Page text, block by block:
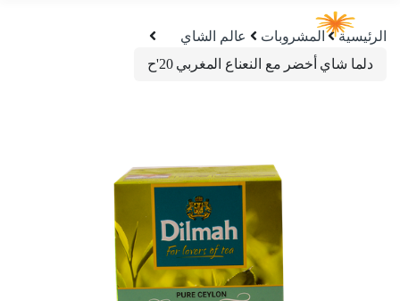
الرئيسية المشروبات
عالم الشاي
دلما شاي أخضر مع النعناع المغربي 20'ح